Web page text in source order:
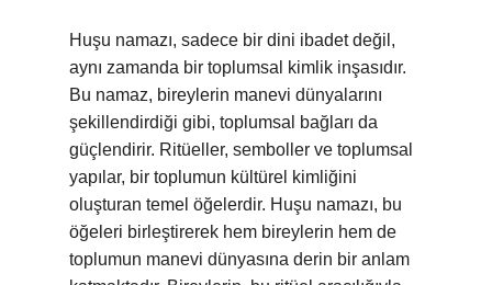
Huşu namazı, sadece bir dini ibadet değil,
aynı zamanda bir toplumsal kimlik inşasıdır.
Bu namaz, bireylerin manevi dünyalarını
şekillendirdiği gibi, toplumsal bağları da
güçlendirir. Ritüeller, semboller ve toplumsal
yapılar, bir toplumun kültürel kimliğini
oluşturan temel öğelerdir. Huşu namazı, bu
öğeleri birleştirerek hem bireylerin hem de
toplumun manevi dünyasına derin bir anlam